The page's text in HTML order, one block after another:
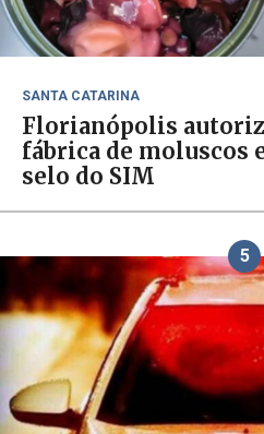
SANTA CATARINA
Florianópolis
fábrica de moluscos
selo do SIM
5